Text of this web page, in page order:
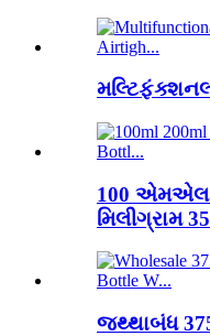
100 એમએલ
મિલીગ્રામ
જથ્થાબંધ